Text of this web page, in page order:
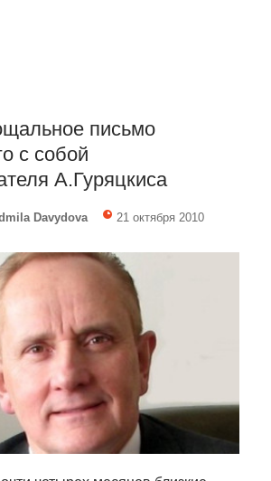
письмо
с собой
А.Гуряцкиса
Davydova 21 октября 2010